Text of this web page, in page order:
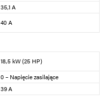
35,1 A
40 A
18,5 kW (25 HP)
0 – Napięcie zasilające
39 A